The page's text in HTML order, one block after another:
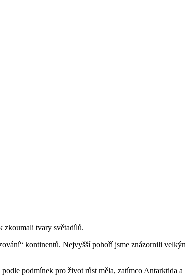
zkoumali tvary světadílů.
kontinentů. Nejvyšší pohoří jsme znázornili
podmínek pro život růst měla, zatímco Antarktida a